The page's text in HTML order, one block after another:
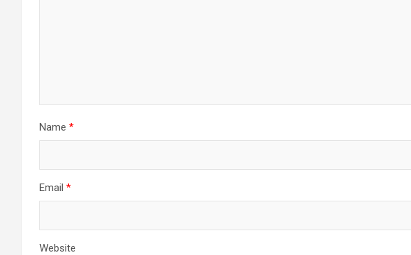
Name *
Email *
Website